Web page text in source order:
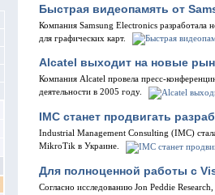
Быстрая видеопамять от
Компания Samsung Electronics разработала
для графических карт.
Alcatel выходит на новые
Компания Alcatel провела пресс-
деятельности в 2005 году.
IMC станет продвигать
Industrial Management Consulting (IMC)
MikroTik в Украине.
Для полноценной работы с
Согласно исследованию Jon Peddie